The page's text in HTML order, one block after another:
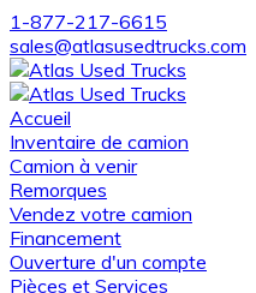
1-877-217-6615
sales@atlasusedtrucks.com
Accueil
Inventaire de camion
Camion à venir
Remorques
Vendez votre camion
Financement
Ouverture d'un compte
Pièces et Services